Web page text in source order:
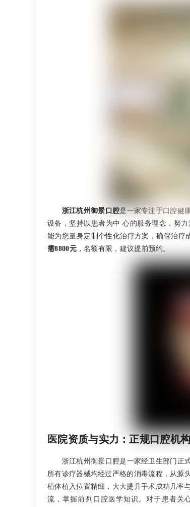
浙江杭州御景口腔是一家专注于口腔健
设备，坚持以患者为中 心的服务理念，努
能为您量身定制个性化治疗方案，确保治
需8800元，名额有限，建议提前预约。
医院资质与实力：正规口腔机
浙江杭州御景口腔是一家经卫生部门正
所有诊疗器械均经过严格的消毒流程，从源
植体植入位置精细，大大提升手术成功几率
流，掌握前列口腔医学知识。对于患者关